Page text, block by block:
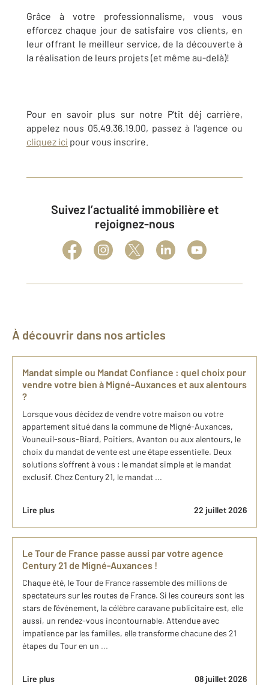
Grâce à votre professionnalisme, vous vous
efforcez chaque jour de satisfaire vos clients, en
leur offrant le meilleur service, de la découverte à
la réalisation de leurs projets (et même au-delà)!
Pour en savoir plus sur notre P’tit déj carrière,
appelez nous 05.49.36.19.00, passez à l'agence ou
cliquez ici pour vous inscrire.
Suivez l’actualité immobilière et
rejoignez-nous
À découvrir dans nos articles
Mandat simple ou Mandat Confiance : quel choix pour
vendre votre bien à Migné-Auxances et aux alentours
?
Lorsque vous décidez de vendre votre maison ou votre
appartement situé dans la commune de Migné-Auxances,
Vouneuil-sous-Biard, Poitiers, Avanton ou aux alentours, le
choix du mandat de vente est une étape essentielle. Deux
solutions s'offrent à vous : le mandat simple et le mandat
exclusif. Chez Century 21, le mandat ...
Lire plus 22 juillet 2026
Le Tour de France passe aussi par votre agence
Century 21 de Migné-Auxances !
Chaque été, le Tour de France rassemble des millions de
spectateurs sur les routes de France. Si les coureurs sont les
stars de l'événement, la célèbre caravane publicitaire est, elle
aussi, un rendez-vous incontournable. Attendue avec
impatience par les familles, elle transforme chacune des 21
étapes du Tour en un ...
Lire plus 08 juillet 2026